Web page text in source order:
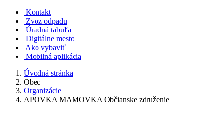
Kontakt
Zvoz odpadu
Úradná tabuľa
Digitálne mesto
Ako vybaviť
Mobilná aplikácia
Úvodná stránka
Obec
Organizácie
APOVKA MAMOVKA Občianske združenie